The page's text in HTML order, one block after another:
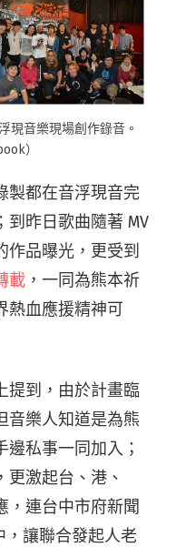
現音樂現場創作錄音。
）
製都在音浮現音完
到昨日歌曲隨著 MV
作品曝光，更受到
載 ，一同為熊本祈
熱血應援精神可
提到，由於計畫臨
音樂人知道是為熊
私事一同加入；
激起台、港、
，連台中市府新聞
，讓聯合發起人老